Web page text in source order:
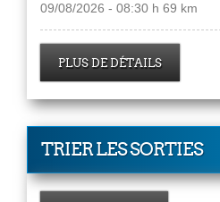
09/08/2026 - 08:30 h 69 km
PLUS DE DÉTAILS
TRIER LES SORTIES